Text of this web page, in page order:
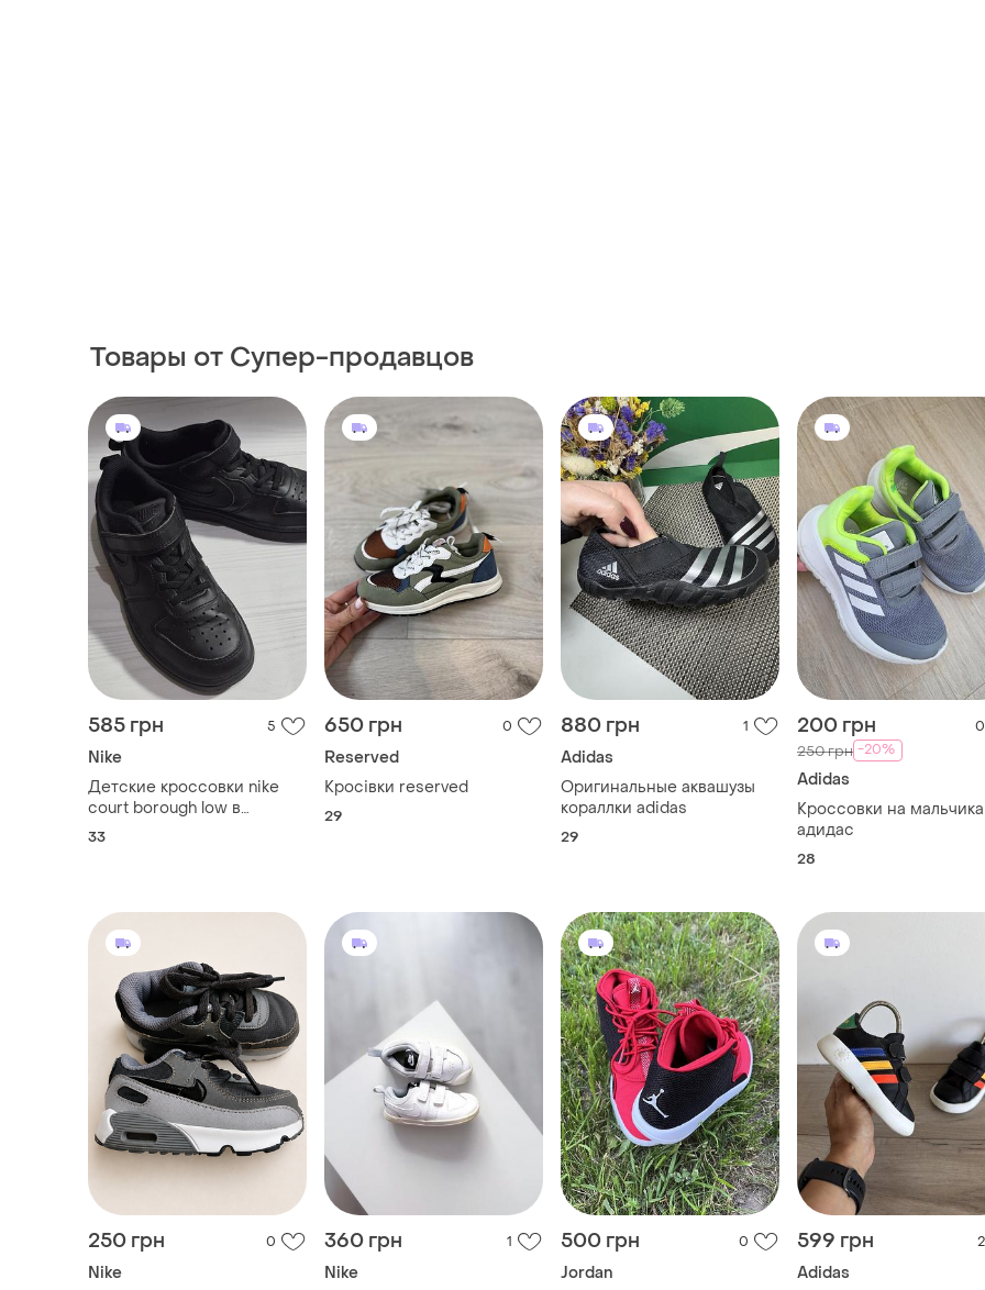
Товары от Супер-продавцов
585 грн 5
Nike
Детские кроссовки nike
court borough low в
полностью черном цвете
33
650 грн 0
Reserved
Кросівки reserved
29
880 грн 1
Adidas
Оригинальные аквашузы
кораллки adidas
29
200 грн 0
250 грн -20%
Adidas
Кроссовки на мальчика
адидас
28
250 грн 0
Nike
360 грн 1
Nike
500 грн 0
Jordan
599 грн 2
Adidas